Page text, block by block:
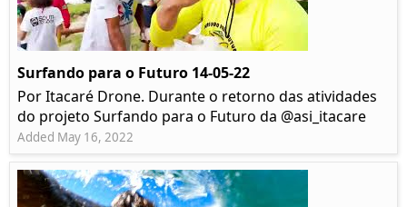
Surfando para o Futuro 14-05-22
Por Itacaré Drone. Durante o retorno das atividades
do projeto Surfando para o Futuro da @asi_itacare
Added May 16, 2022